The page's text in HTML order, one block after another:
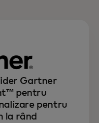
Gartner
pentru
pentru
la rând